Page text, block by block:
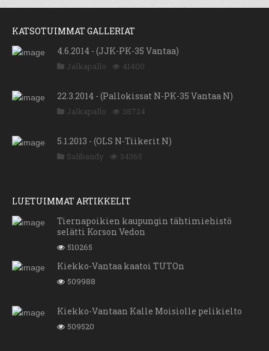
KATSOTUIMMAT GALLERIAT
4.6.2014 - (JJK-PK-35 Vantaa)
Jalkapallo 41400
22.3.2014 - (Pallokissat N-PK-35 Vantaa N)
Jalkapallo 38724
5.1.2013 - (OLS N-Tiikerit N)
Salibandy 34365
LUETUIMMAT ARTIKKELIT
Tiernapoikien kaupungin tähtimiehistö
selätti Korson Vedon
510265
Kiekko-Vantaa kaatoi TUTOn
509988
Kiekko-Vantaan Kalle Moisiolle pelikielto
509520